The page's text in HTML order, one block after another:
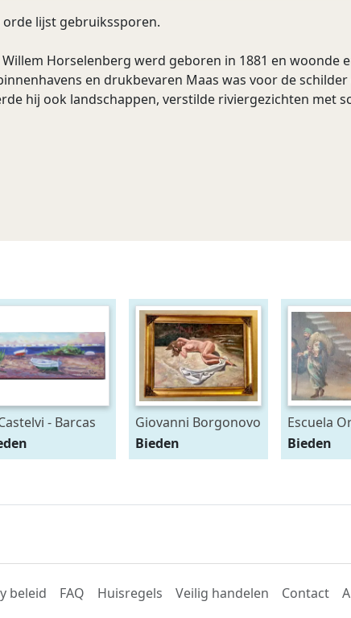
lijst gebruikssporen.
Horselenberg werd geboren in 1881 en woonde
en drukbevaren Maas was voor de
hij ook landschappen, verstilde riviergezichten met
- Barcas
Giovanni Borgonovo
(1881-1975) - Nudo
Femminile (NO
Bieden
Escuela
- Mercado
Bieden
beleid FAQ Huisregels Veilig handelen Contact